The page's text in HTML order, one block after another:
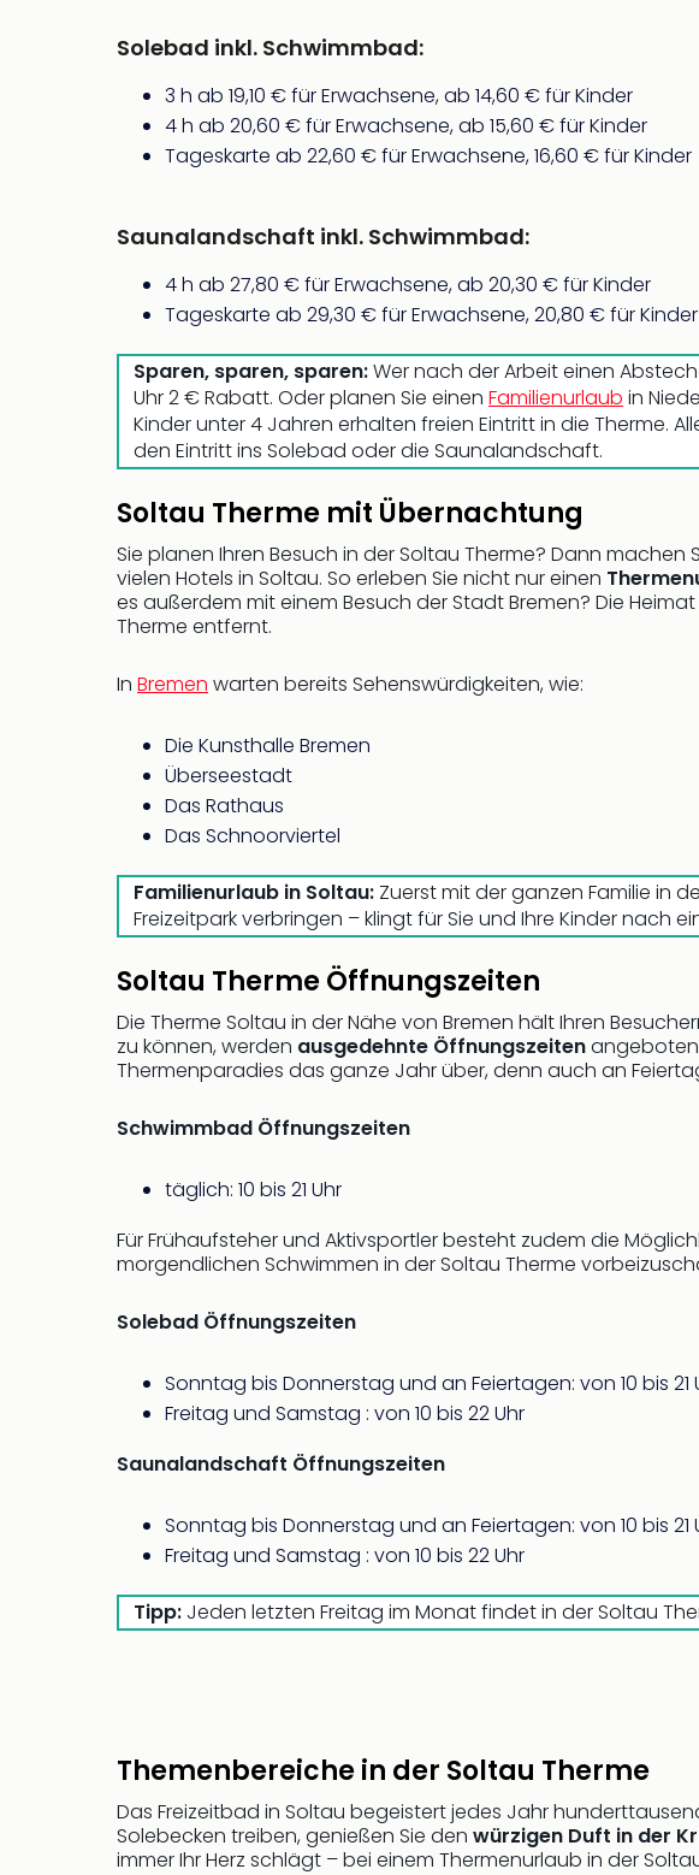
Solebad inkl. Schwimmbad:
3 h ab 19,10 € für Erwachsene, ab 14,60 € für Kinder
4 h ab 20,60 € für Erwachsene, ab 15,60 € für Kinder
Tageskarte ab 22,60 € für Erwachsene, 16,60 € für Kinder
Saunalandschaft inkl. Schwimmbad:
4 h ab 27,80 € für Erwachsene, ab 20,30 € für Kinder
Tageskarte ab 29,30 € für Erwachsene, 20,80 € für Kinder
Sparen, sparen, sparen:Wer nach der Arbeit einen
Uhr 2 € Rabatt. Oder planen Sie einen Familienurlaub in
Kinder unter 4 Jahren erhalten freien Eintritt in die Therme.
den Eintritt ins Solebad oder die Saunalandschaft.
Soltau Therme mit Übernachtung
Sie planen Ihren Besuch in der Soltau Therme? Dann machen
vielen Hotels in Soltau. So erleben Sie nicht nur einen
es außerdem mit einem Besuch der Stadt Bremen? Die
Therme entfernt.
In Bremen warten bereits Sehenswürdigkeiten, wie:
Die Kunsthalle Bremen
Überseestadt
Das Rathaus
Das Schnoorviertel
Familienurlaub in Soltau: Zuerst mit der ganzen Familie in
Freizeitpark verbringen – klingt für Sie und Ihre Kinder nach
Soltau Therme Öffnungszeiten
Die Therme Soltau in der Nähe von Bremen hält Ihren
zu können, werden ausgedehnte Öffnungszeiten
Thermenparadies das ganze Jahr über, denn auch an
Schwimmbad Öffnungszeiten
täglich: 10 bis 21 Uhr
Für Frühaufsteher und Aktivsportler besteht zudem die
morgendlichen Schwimmen in der Soltau Therme
Solebad Öffnungszeiten
Sonntag bis Donnerstag und an Feiertagen: von 10 bis 21
Freitag und Samstag : von 10 bis 22 Uhr
Saunalandschaft Öffnungszeiten
Sonntag bis Donnerstag und an Feiertagen: von 10 bis 21
Freitag und Samstag : von 10 bis 22 Uhr
Tipp: Jeden letzten Freitag im Monat findet in der Soltau
Themenbereiche in der Soltau Therme
Das Freizeitbad in Soltau begeistert jedes Jahr
Solebecken treiben, genießen Sie den würzigen Duft in der
immer Ihr Herz schlägt – bei einem Thermenurlaub in der